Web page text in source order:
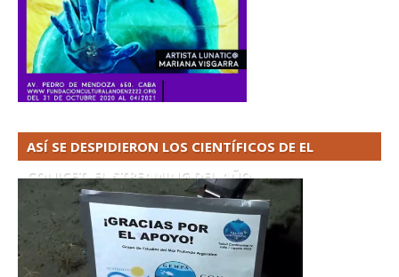
ASÍ SE DESPIDIERON LOS CIENTÍFICOS DE EL
CONICET. EL STREAMING DEL AÑO